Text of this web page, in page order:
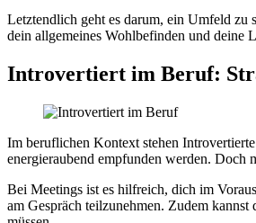
Letztendlich geht es darum, ein Umfeld zu
dein allgemeines Wohlbefinden und deine
Introvertiert im Beruf:
Im beruflichen Kontext stehen
energieraubend empfunden werden. Doch
Bei Meetings ist es hilfreich, dich im
am Gespräch teilzunehmen. Zudem